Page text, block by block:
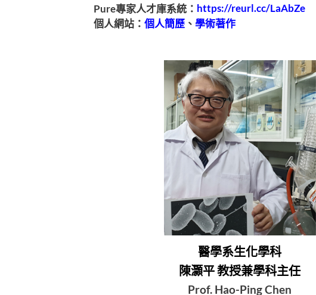
Pure專家人才庫系統： https://reurl.cc/LaAbZe
個人網站： 個人簡歷 、 學術著作
醫學系生化學科
陳灝平 教授兼學科主任
Prof. Hao-Ping Chen